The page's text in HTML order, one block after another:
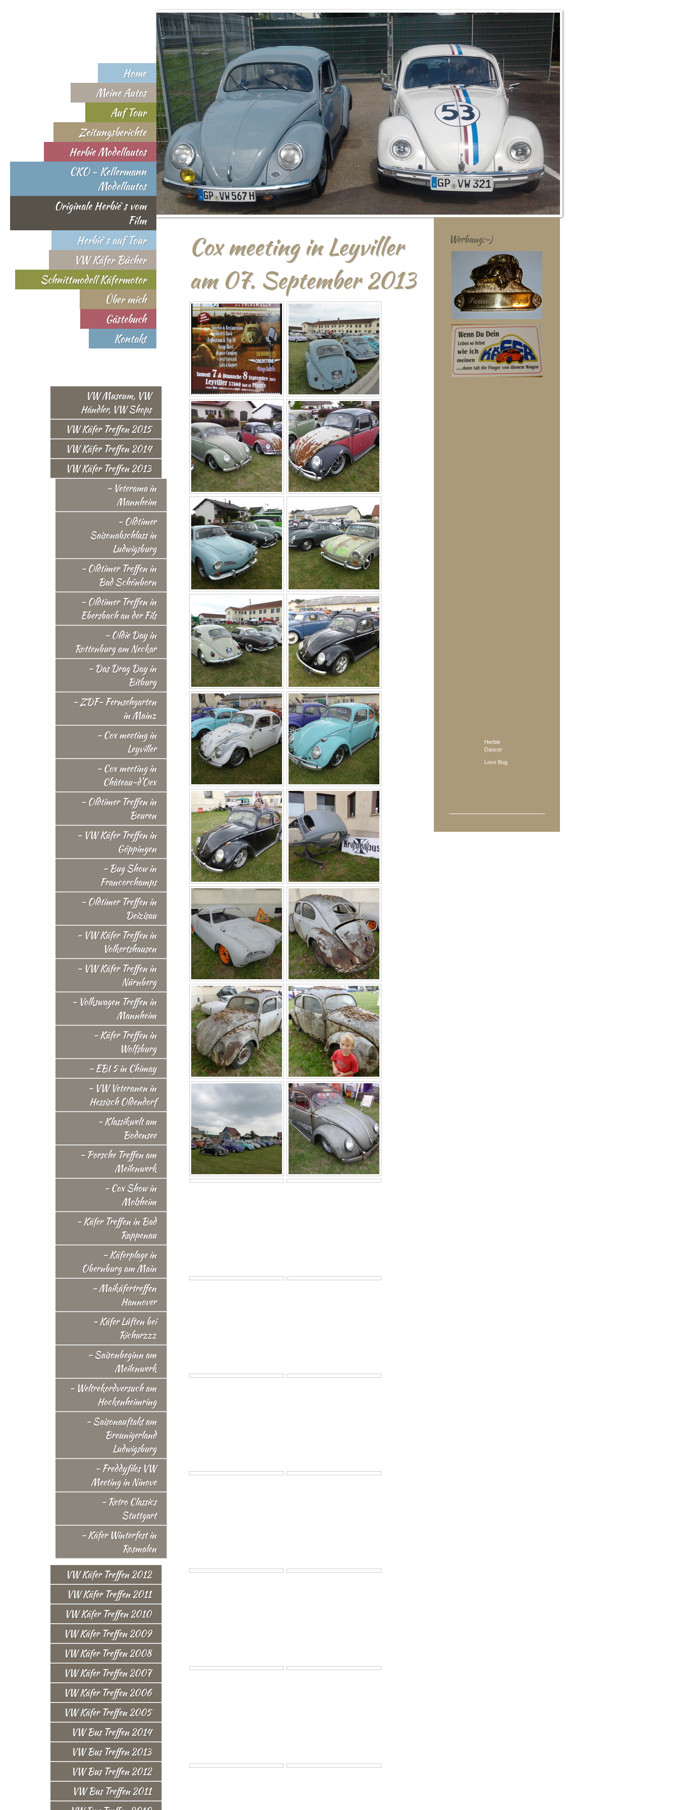
Home
Meine Autos
Auf Tour
Zeitungsberichte
Herbie Modellautos
CKO - Kellermann
Modellautos
Originale Herbie`s vom
Film
Herbie`s auf Tour
VW Käfer Bücher
Schnittmodell Käfermotor
Über mich
Gästebuch
Kontakt
VW Museum, VW
Händler, VW Shops
VW Käfer Treffen 2015
VW Käfer Treffen 2014
VW Käfer Treffen 2013
- Veterama in
Mannheim
- Oldtimer
Saisonabschluss in
Ludwigsburg
- Oldtimer Treffen in
Bad Schönborn
- Oldtimer Treffen in
Ebersbach an der Fils
- Oldie Day in
Rottenburg am Neckar
- Das Drag Day in
Bitburg
- ZDF- Fernsehgarten
in Mainz
- Cox meeting in
Leyviller
- Cox meeting in
Chàteau-d'Oex
- Oldtimer Treffen in
Beuren
- VW Käfer Treffen in
Göppingen
- Bug Show in
Francorchamps
- Oldtimer Treffen in
Deizisau
- VW Käfer Treffen in
Volkertshausen
- VW Käfer Treffen in
Nürnberg
- Volkswagen Treffen in
Mannheim
- Käfer Treffen in
Wolfsburg
- EBI 5 in Chimay
- VW Veteranen in
Hessisch Oldendorf
- Klassikwelt am
Bodensee
- Porsche Treffen am
Meilenwerk
- Cox Show in
Molsheim
- Käfer Treffen in Bad
Rappenau
- Käferplage in
Obernburg am Main
- Maikäfertreffen
Hannover
- Käfer Lüften bei
Richarzzz
- Saisonbeginn am
Meilenwerk
- Weltrekordversuch am
Hockenheimring
- Saisonauftakt am
Breunigerland
Ludwigsburg
- Freddyfiles VW
Meeting in Ninove
- Retro Classics
Stuttgart
- Käfer Winterfest in
Rosmalen
VW Käfer Treffen 2012
VW Käfer Treffen 2011
VW Käfer Treffen 2010
VW Käfer Treffen 2009
VW Käfer Treffen 2008
VW Käfer Treffen 2007
VW Käfer Treffen 2006
VW Käfer Treffen 2005
VW Bus Treffen 2014
VW Bus Treffen 2013
VW Bus Treffen 2012
VW Bus Treffen 2011
Cox meeting in Leyviller
am 07. September 2013
Werbung:-)
Herbie
Dancer
Love Bug